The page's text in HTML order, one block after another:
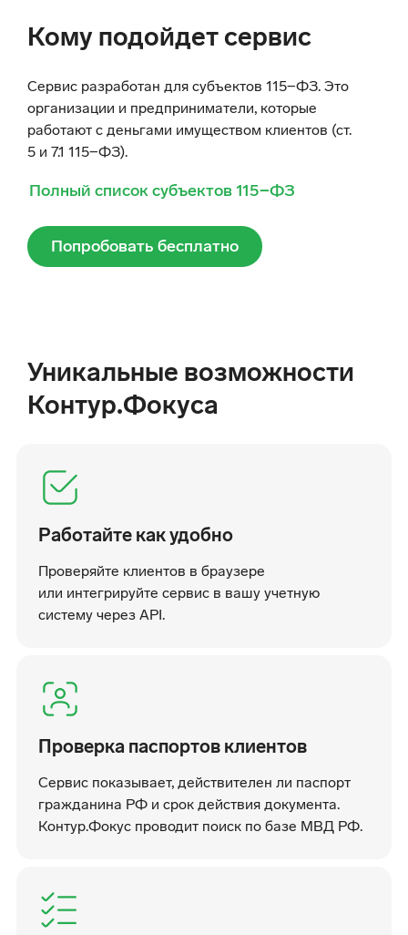
Кому подойдет сервис
Сервис разработан для субъектов 115−ФЗ. Это
организации и предприниматели, которые
работают с деньгами имуществом клиентов (ст.
5 и 7.1 115−ФЗ).
Полный список субъектов115−ФЗ
Попробовать бесплатно
Уникальные возможности
Контур.Фокуса
Работайте как удобно
Проверяйте клиентов в браузере
или интегрируйте сервис в вашу учетную
систему через API.
Проверка паспортов клиентов
Сервис показывает, действителен ли паспорт
гражданина РФ и срок действия документа.
Контур.Фокус проводит поиск по базе МВД РФ.